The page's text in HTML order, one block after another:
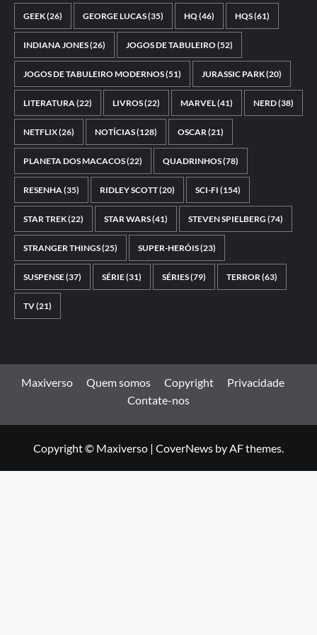
GEEK(26) GEORGE LUCAS(35) HQ(46) HQS(61)
INDIANA JONES(26) JOGOS DE TABULEIRO(52)
JOGOS DE TABULEIRO MODERNOS(51) JURASSIC PARK(20)
LITERATURA(22) LIVROS(22) MARVEL(41) NERD(38)
NETFLIX(26) NOTÍCIAS(128) OSCAR(21)
PLANETA DOS MACACOS(22) QUADRINHOS(78)
RESENHA(35) RIDLEY SCOTT(20) SCI-FI (154)
STAR TREK(22) STAR WARS(41) STEVEN SPIELBERG (74)
STRANGER THINGS(25) SUPER-HERÓIS(23)
SUSPENSE(37) SÉRIE(31) SÉRIES(79) TERROR(63)
TV(21)
Maxiverso Quem somos Copyright
Privacidade
Contate-nos
Copyright © Maxiverso | CoverNews by AF themes.